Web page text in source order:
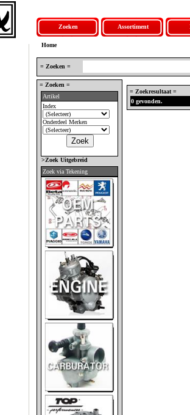
Zoeken Assortiment
Home
= Zoeken =
= Zoeken =
Artikel
Index
Onderdeel Merken
>Zoek Uitgebreid
Zoek via Tekening
= Zoekresultaat =
0 gevonden.